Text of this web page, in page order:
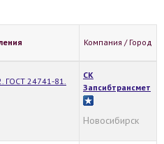
Компания / Город
ГОСТ 24741-81.
СК
Запсибтрансмет
Новосибирск